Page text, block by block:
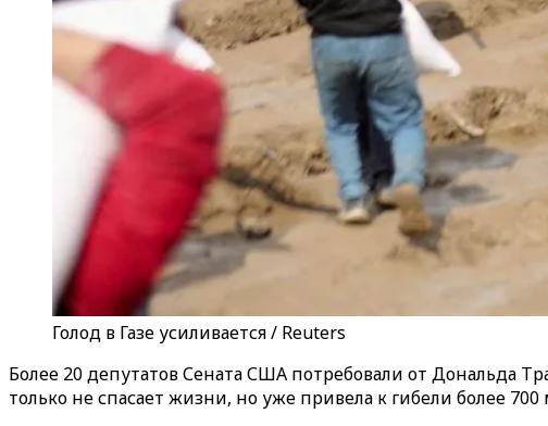
Голод в Газе усиливается / Reuters
Более 20 депутатов Сената США потребовали от Дональда
только не спасает жизни, но уже привела к гибели более